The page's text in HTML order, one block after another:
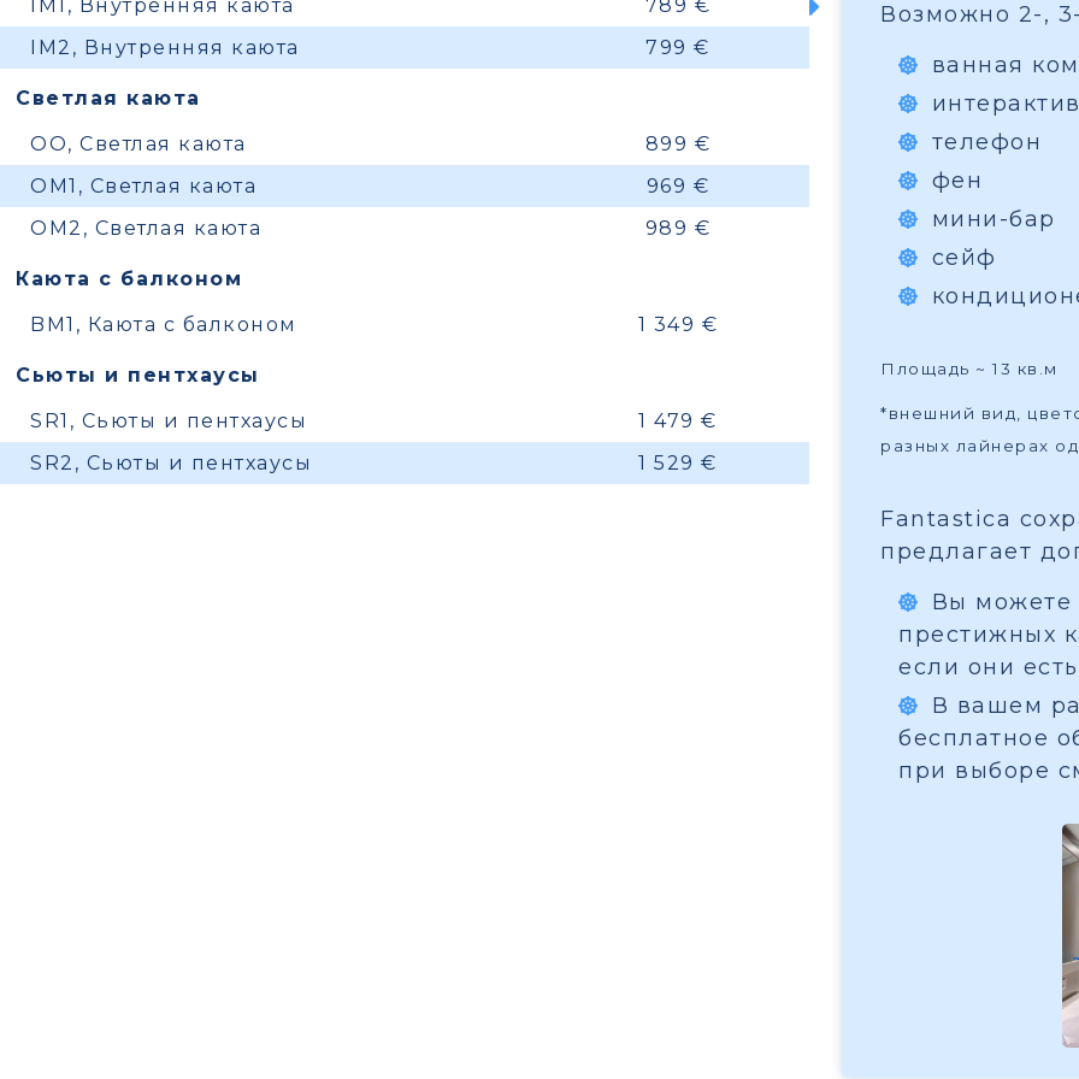
IM1, Внутренняя каюта
789 €
IM2, Внутренняя каюта
799 €
Светлая каюта
OO, Светлая каюта
899 €
OM1, Светлая каюта
969 €
OM2, Светлая каюта
989 €
Каюта с балконом
BM1, Каюта с балконом
1 349 €
Сьюты и пентхаусы
SR1, Сьюты и пентхаусы
1 479 €
SR2, Сьюты и пентхаусы
1 529 €
Возможно 2-,
ванная
телефон
фен
мини-бар
сейф
Площадь ~ 13 кв.м
*внешний вид,
разных лайнерах
Fantastica
предлагает
Вы можете
престижных
если они
В вашем
бесплатное
при выборе